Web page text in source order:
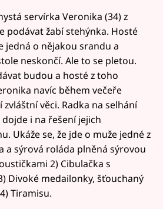
servírka Veronika (34) z
podávat žabí stehýnka. Hosté
jedná o nějakou srandu a
neskončí. Ale to se pletou.
budou a hosté z toho
navíc během večeře
věci. Radka na selhání
i na řešení jejich
Ukáže se, že jde o muže jedné z
a sýrová roláda plněná sýrovou
2) Cibulačka s
Divoké medailonky, šťouchaný
Tiramisu.